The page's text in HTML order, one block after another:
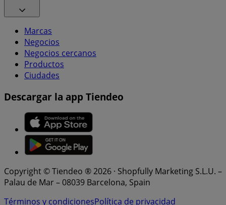
Marcas
Negocios
Negocios cercanos
Productos
Ciudades
Descargar la app Tiendeo
Copyright © Tiendeo ® 2026 · Shopfully Marketing S.L.U. –
Palau de Mar – 08039 Barcelona, Spain
Términos y condicionesPolítica de privacidad